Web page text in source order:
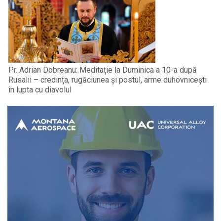
Pr. Adrian Dobreanu: Meditație la Duminica a 10-a după
Rusalii – credința, rugăciunea și postul, arme duhovnicești
în lupta cu diavolul